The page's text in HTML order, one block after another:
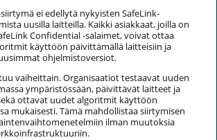
ei edellytä nykyisten SafeLink-
uusilla laitteilla. Kaikki asiakkaat, joilla on
Confidential -salaimet, voivat ottaa
käyttöön päivittämällä laitteisiin ja
ohjelmistoversiot.
vaiheittain. Organisaatiot testaavat uuden
ympäristössään, päivittävät laitteet ja
ottavat uudet algoritmit käyttöön
mukaisesti. Tämä mahdollistaa siirtymisen
ilman muutoksia